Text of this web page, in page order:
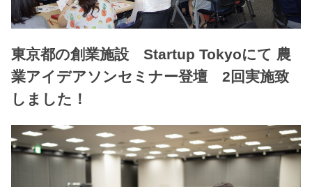
東京都の創業施設 Startup Tokyoにて 農
業アイデアソンセミナー登壇 2回実施致
しました！